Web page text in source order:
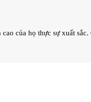
của họ thực sự xuất